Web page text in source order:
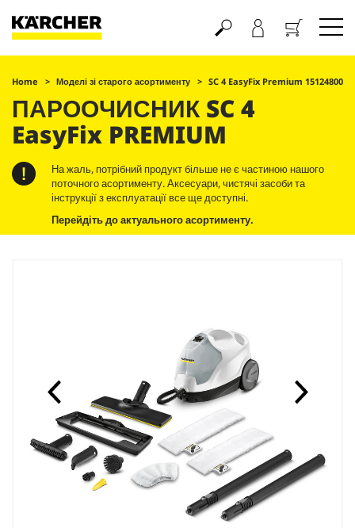
Кошик
Home Моделі зі старого асортименту SC 4 EasyFix Premium 15124800
ПАРООЧИСНИК SC 4
EasyFix PREMIUM
На жаль, потрібний продукт більше не є частиною нашого
поточного асортименту. Аксесуари, чистячі засоби та
інструкції з експлуатації все ще доступні.
Перейдіть до актуального асортименту.